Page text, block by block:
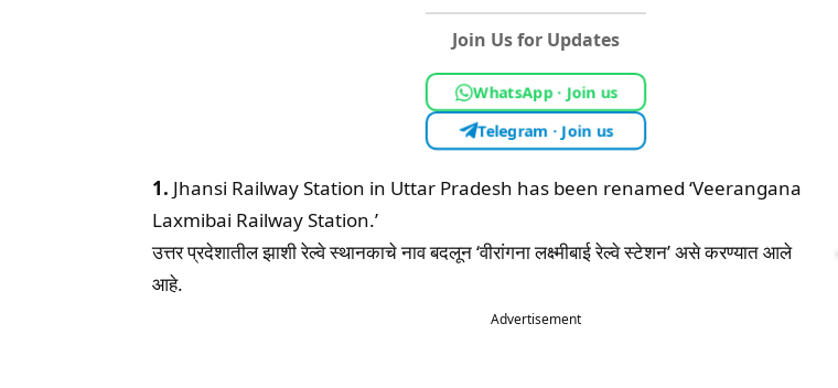
Join Us for Updates
WhatsApp · Join us
Telegram · Join us
1. Jhansi Railway Station in Uttar Pradesh has been renamed ‘Veerangana
Laxmibai Railway Station.’
उत्तर प्रदेशातील झाशी रेल्वे स्थानकाचे नाव बदलून ‘वीरांगना लक्ष्मीबाई रेल्वे स्टेशन’ असे करण्यात आले
आहे.
Advertisement